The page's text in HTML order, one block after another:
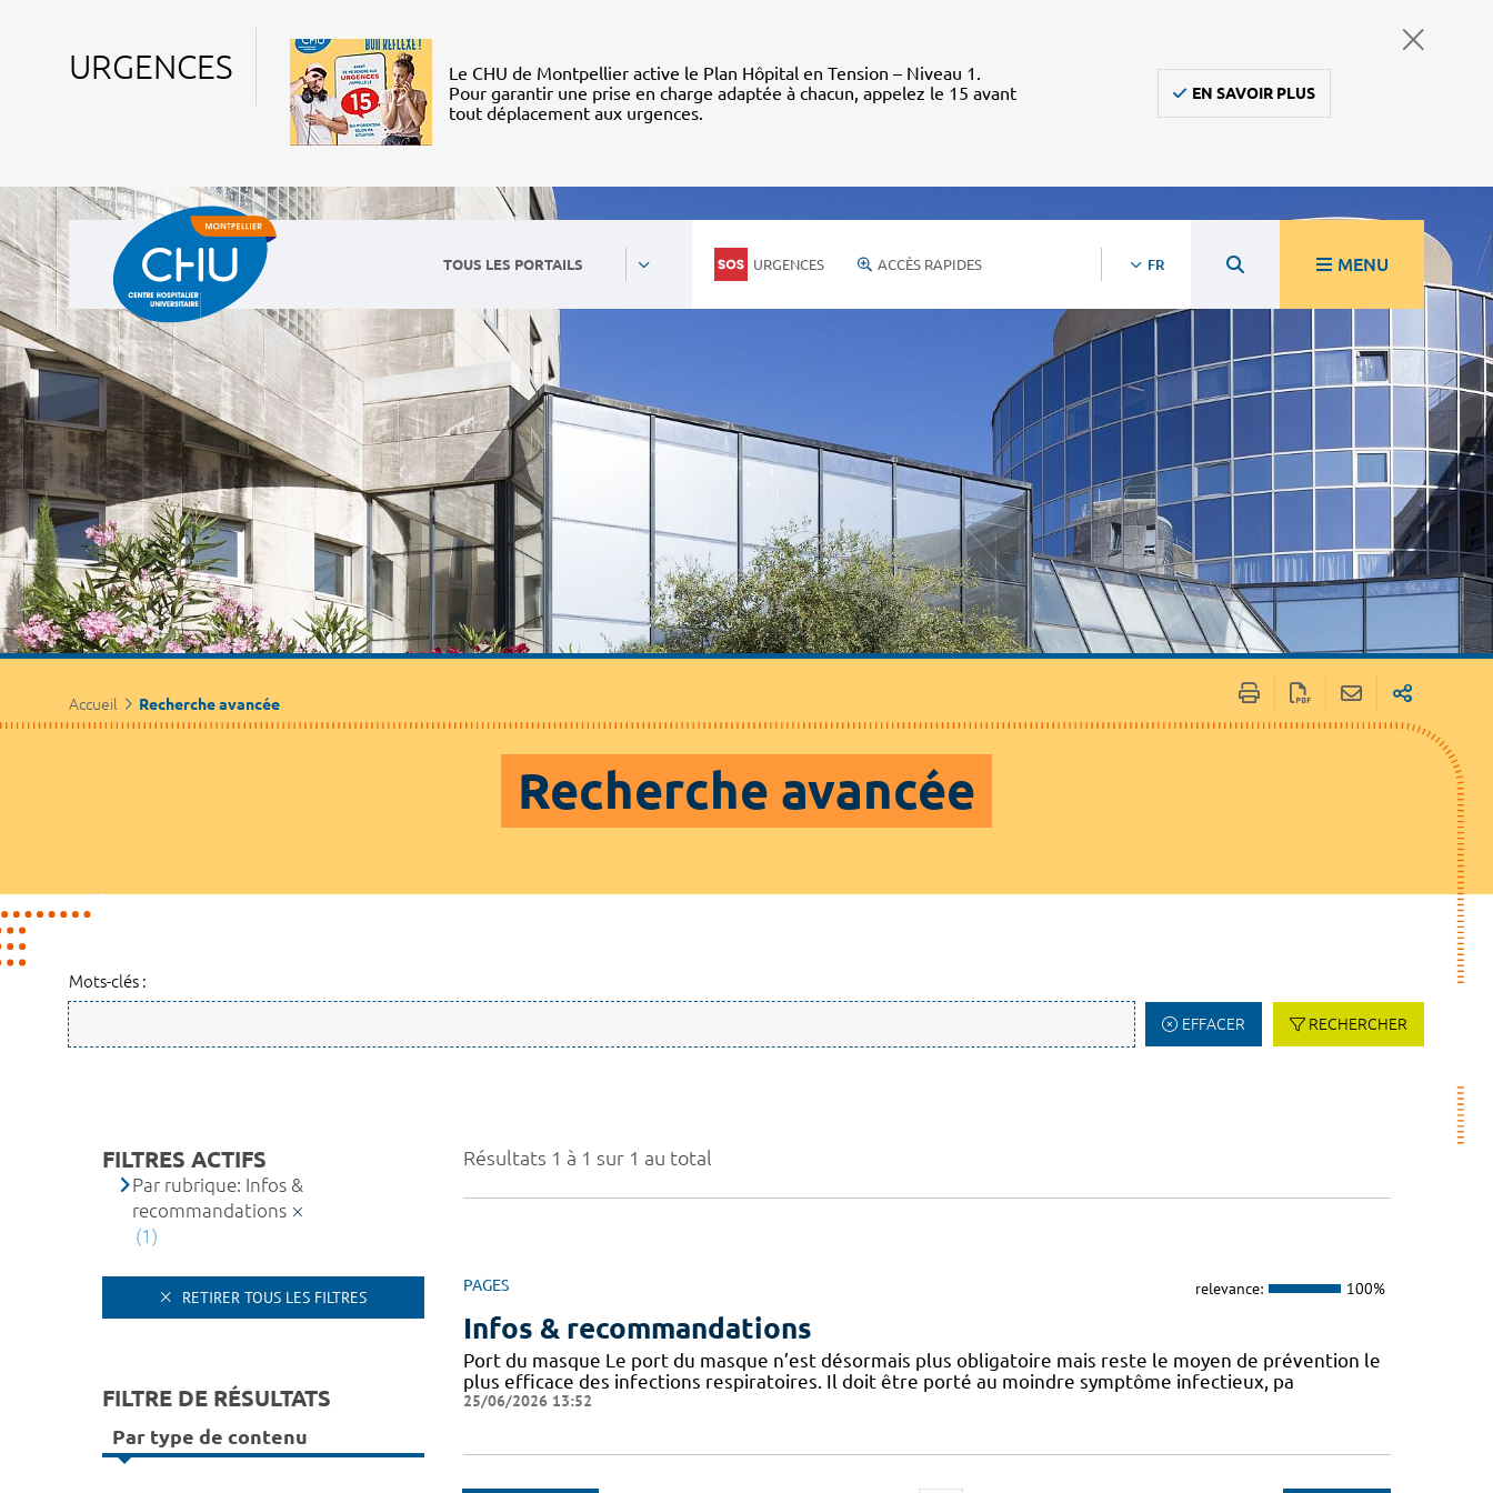
URGENCES
Le CHU de Montpellier active le Plan Hôpital en Tension – Niveau 1.
Pour garantir une prise en charge adaptée à chacun, appelez le 15 avant
tout déplacement aux urgences.
EN SAVOIR PLUS
TOUS LES PORTAILS URGENCES ACCÈS RAPIDES FR MENU
Accueil Recherche avancée
Recherche avancée
Mots-clés :
EFFACER RECHERCHER
Résultats 1 à 1 sur 1 au total
PAGES relevance: 100%
Infos & recommandations
Port du masque Le port du masque n’est désormais plus obligatoire mais reste le moyen de prévention le
plus efficace des infections respiratoires. Il doit être porté au moindre symptôme infectieux, pa
25/06/2026 13:52
FILTRES ACTIFS
Par rubrique: Infos &
recommandations
(1)
RETIRER TOUS LES FILTRES
FILTRE DE RÉSULTATS
Par type de contenu